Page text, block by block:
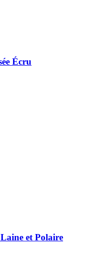
Écru
et Polaire